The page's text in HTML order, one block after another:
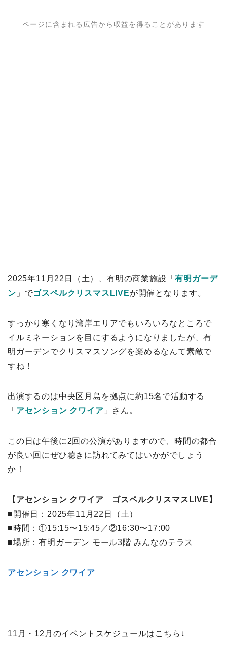
ページに含まれる広告から収益を得ることがあります
2025年11月22日（土）、有明の商業施設「有明ガーデ
ン 」でゴスペルクリスマスLIVEが開催となります。
すっかり寒くなり湾岸エリアでもいろいろなところで
イルミネーションを目にするようになりましたが、有
明ガーデンでクリスマスソングを楽めるなんて素敵で
すね！
出演するのは中央区月島を拠点に約15名で活動する
「 アセンション クワイア 」さん。
この日は午後に2回の公演がありますので、時間の都合
が良い回にぜひ聴きに訪れてみてはいかがでしょう
か！
【アセンション クワイア ゴスペルクリスマスLIVE】
■開催日：2025年11月22日（土）
■時間：①15:15〜15:45／②16:30〜17:00
■場所：有明ガーデン モール3階 みんなのテラス
アセンション クワイア
11月・12月のイベントスケジュールはこちら↓